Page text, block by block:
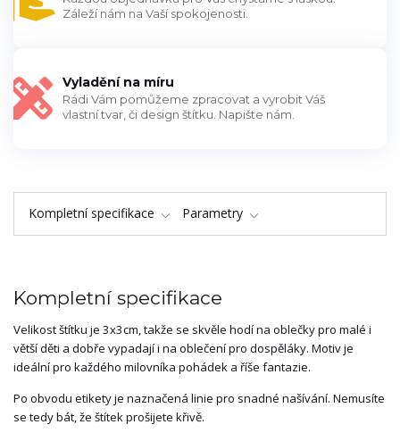
Záleží nám na Vaší spokojenosti.
Vyladění na míru
Rádi Vám pomůžeme zpracovat a vyrobit Váš
vlastní tvar, či design štítku. Napište nám.
Kompletní specifikace Parametry
Kompletní specifikace
Velikost štítku je 3x3cm, takže se skvěle hodí na oblečky pro malé i
větší děti a dobře vypadají i na oblečení pro dospěláky. Motiv je
ideální pro každého milovníka pohádek a říše fantazie.
Po obvodu etikety je naznačená linie pro snadné našívání. Nemusíte
se tedy bát, že štítek prošijete křivě.